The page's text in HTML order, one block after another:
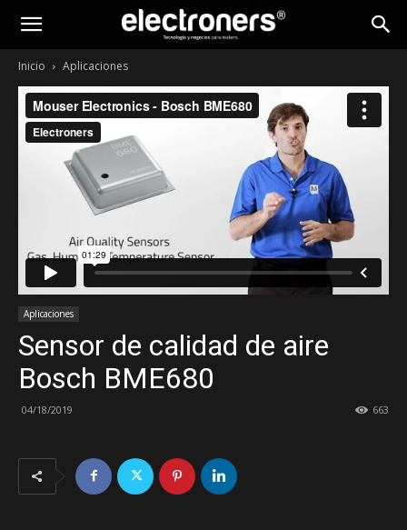
Inicio Aplicaciones
Aplicaciones
Sensor de calidad de aire
Bosch BME680
04/18/2019 663